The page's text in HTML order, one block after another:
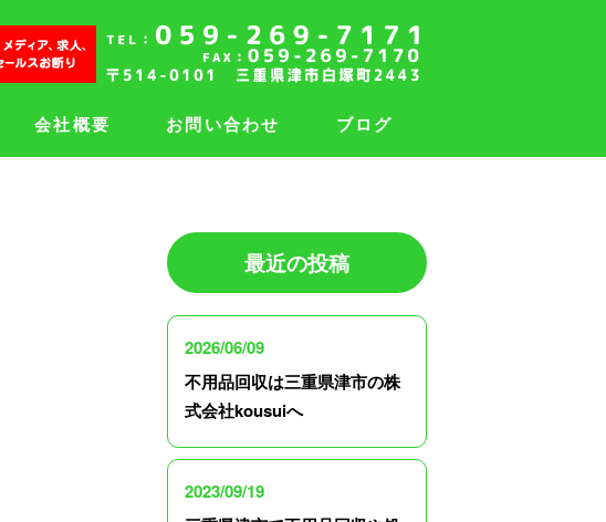
会社概要 お問い合わせ ブログ
最近の投稿
2026/06/09
不用品回収は三重県津市の株
式会社kousuiへ
2023/09/19